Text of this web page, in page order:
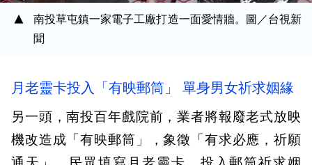
南投草屯鎮一家電子工廠打造一面愛情牆。圖／台視新
聞
月老靈卡投入「有映郵筒」 單身男女祈求姻緣
另一頭，南投百年戲院前，業者將報廢老式放映
機改造成「有映郵筒」，象徵「有求必應，祈願